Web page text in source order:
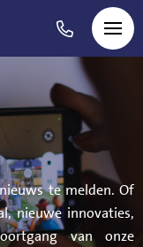
te melden. Of
nieuwe innovaties,
van onze